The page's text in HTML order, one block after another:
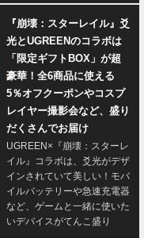
『崩壊：スターレイル』爻
光とUGREENのコラボは
「限定ギフトBOX」が超
豪華！全6商品に使える
5％オフクーポンやコスプ
レイヤー撮影会など、盛り
だくさんでお届け
UGREEN×『崩壊：スターレ
イル』コラボは、爻光がデザ
インされていて美しい！モバ
イルバッテリーや急速充電器
など、ゲームと一緒に使いた
いデバイスがてんこ盛り